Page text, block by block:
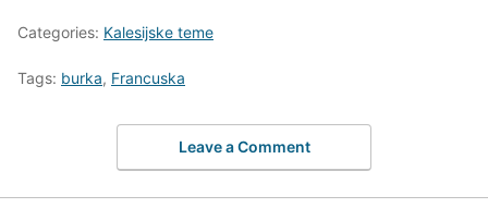
Categories: Kalesijske teme
Tags: burka, Francuska
Leave a Comment